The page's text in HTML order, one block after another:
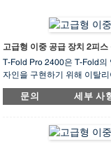
고급형 이중 공급 장치 2피
T-Fold Pro 2400은 T-Fold의
자인을 구현하기 위해 이탈
능 접착기인 "T-Fold Pro" 시
착 방식을 탈피하고 좌우 이
골판지 상자는 주로 외부 포
되어 왔습니다. 내구성과 친
문의 세부 사